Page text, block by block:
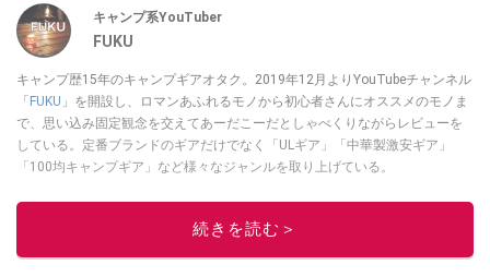
キャンプ系YouTuber
FUKU
キャンプ歴15年のキャンプギアオタク。2019年12月よりYouTubeチャンネル
「 FUKU 」を開設し、ロマンあふれるモノから初心者さんにオススメのモノま
で、思い込み固定観念を交えてあーだこーだとしゃべくりながらレビューを
している。定番ブランドのギアだけでなく「ULギア」「中華製激安ギア」
「100均キャンプギア」など様々なジャンルを取り上げている。
このイチオシストの他の記事を読む
続きを読む＞